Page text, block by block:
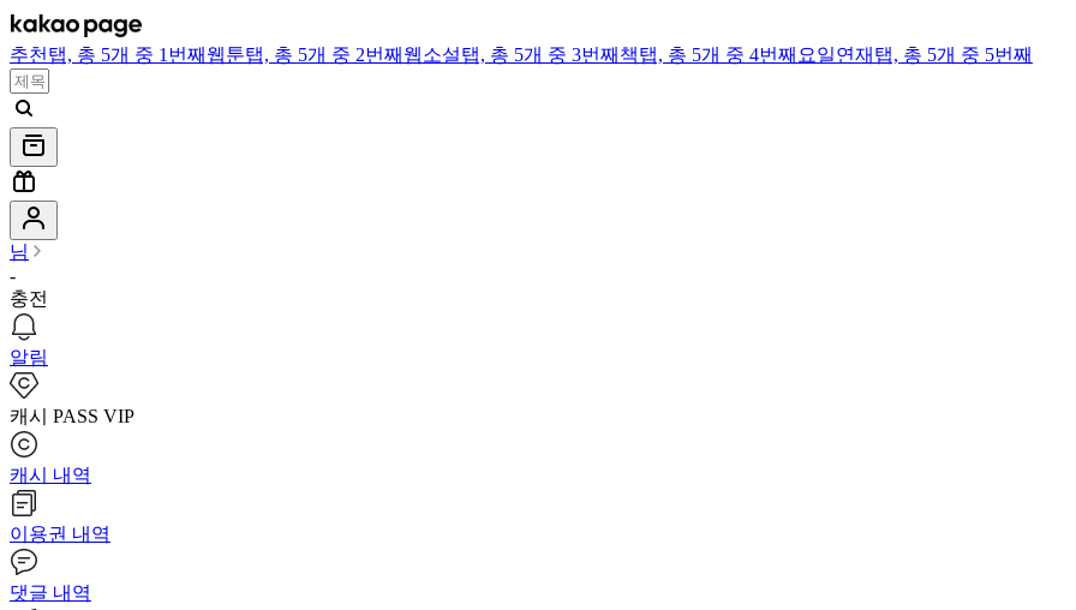
추천 탭, 총 5개 중 1번째 웹툰탭, 총 5개 중 2번째 웹소설탭, 총 5개 중 3번째 책탭, 총 5개 중 4번째 요일연재 탭, 총 5개 중 5번째
님
-
충전
알림
캐시 PASS VIP
캐시 내역
이용권 내역
댓글 내역